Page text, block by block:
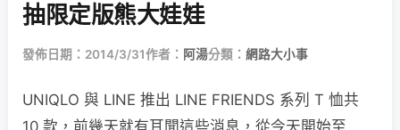
抽限定版熊大娃娃
發佈日期：2014/3/31作者： 阿湯分類： 網路大小事
UNIQLO 與 LINE 推出 LINE FRIENDS 系列 T 恤共
10 款，前幾天就有耳聞這些消息，從今天開始至